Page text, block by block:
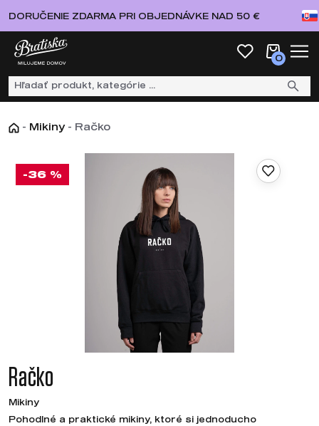
DORUČENIE ZDARMA PRI OBJEDNÁVKE NAD 50 €
0
- Mikiny - Račko
-36 %
Račko
Mikiny
Pohodlné a praktické mikiny, ktoré si jednoducho